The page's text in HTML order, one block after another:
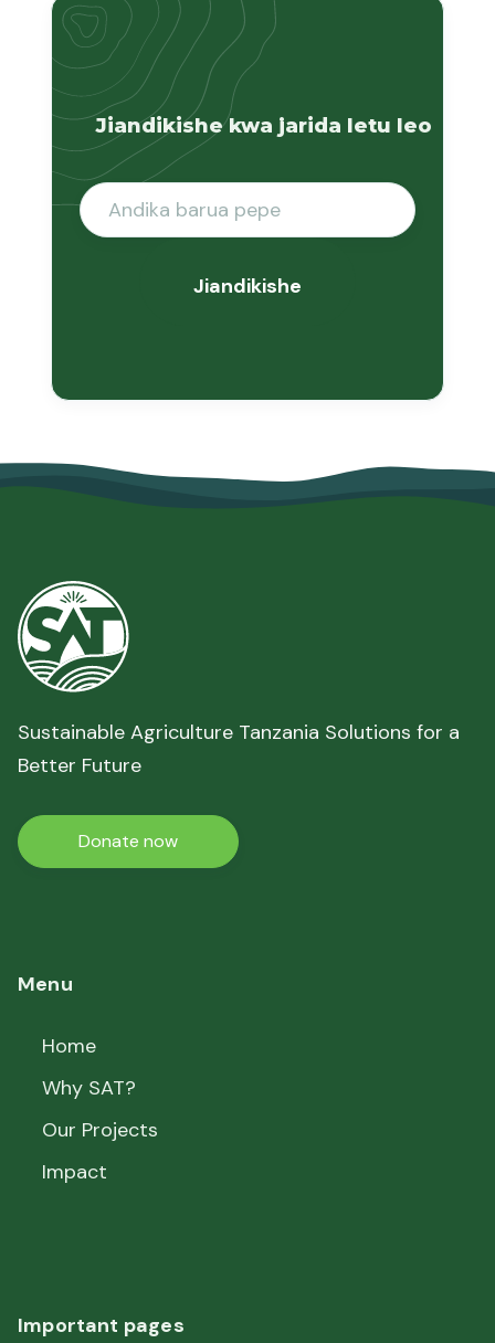
Jiandikishe kwa jarida letu leo
Sustainable Agriculture Tanzania Solutions for a
Better Future
Donate now
Menu
Home
Why SAT?
Our Projects
Impact
Important pages